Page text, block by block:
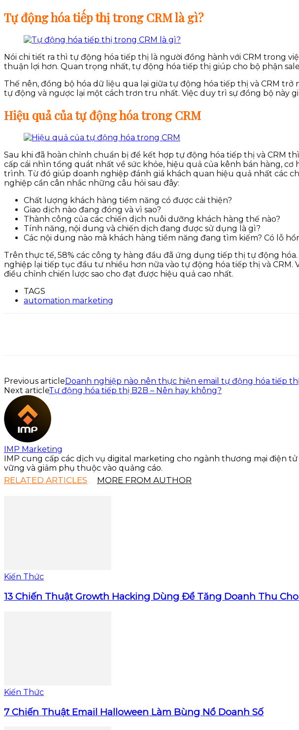
Tự động hóa tiếp thị trong CRM là gì?
Nói chi tiết ra thì tự động hóa tiếp thị là người đồng hành với CRM trong
thuận lợi hơn. Quan trọng nhất, tự động hóa tiếp thị giúp cho bộ phận
Thế nên, đồng bộ hóa dữ liệu qua lại giữa tự động hóa tiếp thị và CRM
tự động và ngược lại một cách trơn tru nhất. Việc duy trì sự đồng bộ này
Hiệu quả của tự động hóa trong CRM
Sau khi đã hoàn chỉnh chuẩn bị để kết hợp tự động hóa tiếp thị và CRM
cấp cái nhìn tổng quát nhất về sức khỏe, hiệu quả của kênh bán hàng,
trình. Từ đó giúp doanh nghiệp đánh giá khách quan hiệu quả nhất các
nghiệp cần cân nhắc những câu hỏi sau đây:
Chất lượng khách hàng tiềm năng có được cải thiện?
Giao dịch nào đang đóng và vì sao?
Thành công của các chiến dịch nuôi dưỡng khách hàng thế nào?
Tính năng, nội dung và chiến dịch đang được sử dụng là gì?
Các nội dung nào mà khách hàng tiềm năng đang tìm kiếm? Có lỗ
Trên thực tế, 58% các công ty hàng đầu đã ứng dụng tiếp thị tự động
nghiệp lại tiếp tục đầu tư nhiều hơn nữa vào tự động hóa tiếp thị và
điều chỉnh chiến lược sao cho đạt được hiệu quả cao nhất.
TAGS
automation marketing
Previous article Doanh nghiệp nào nên thực hiện email tự động hóa tiếp
Next articleTự động hóa tiếp thị B2B – Nên hay không?
IMP Marketing
IMP cung cấp các dịch vụ digital marketing cho ngành thương mại điện
vững và giảm phụ thuộc vào quảng cáo.
RELATED ARTICLES MORE FROM AUTHOR
Kiến Thức
13 Chiến Thuật Growth Hacking Dùng Để Tăng Doanh Thu
Kiến Thức
7 Chiến Thuật Email Halloween Làm Bùng Nổ Doanh Số